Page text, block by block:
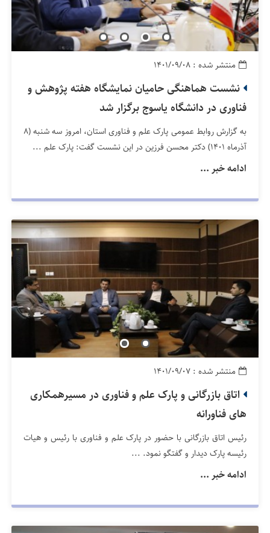
منتشر شده : ۱۴۰۱/۰۹/۰۸
نشست هماهنگی حامیان نمایشگاه هفته پژوهش و
فناوری در دانشگاه یاسوج برگزار شد
به گزارش روابط عمومی پارک علم و فناوری استان، امروز سه شنبه (۸
آذرماه ۱۴۰۱) دکتر محسن فرزین در این نشست گفت: پارک علم ...
ادامه خبر ...
منتشر شده : ۱۴۰۱/۰۹/۰۷
اتاق بازرگانی و پارک علم و فناوری در مسیرهمکاری
های فناورانه
رئیس اتاق بازرگانی با حضور در پارک علم و فناوری با رئیس و هیات
رئیسه پارک دیدار و گفتگو نمود. ...
ادامه خبر ...